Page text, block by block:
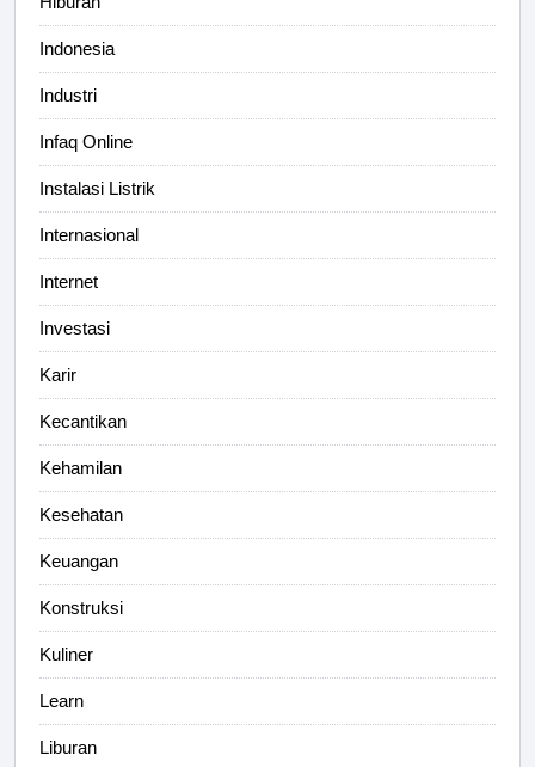
Indonesia
Industri
Infaq Online
Instalasi Listrik
Internasional
Internet
Investasi
Karir
Kecantikan
Kehamilan
Kesehatan
Keuangan
Konstruksi
Kuliner
Learn
Liburan